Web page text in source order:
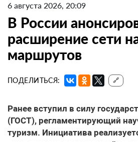
6 августа 2026, 20:09
В России
расширение сети
маршрутов
ПОДЕЛИТЬСЯ: 🔗
Ранее вступил в силу
(ГОСТ), регламентирующий
туризм. Инициатива